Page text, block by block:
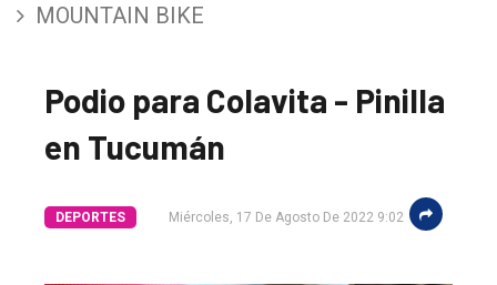
MOUNTAIN BIKE
Podio para Colavita - Pinilla
en Tucumán
DEPORTES Miércoles, 17 De Agosto De 2022 9:02